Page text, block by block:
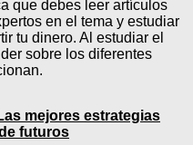
que debes leer artículos
en el tema y estudiar
tu dinero. Al estudiar el
sobre los diferentes
mejores estrategias
futuros